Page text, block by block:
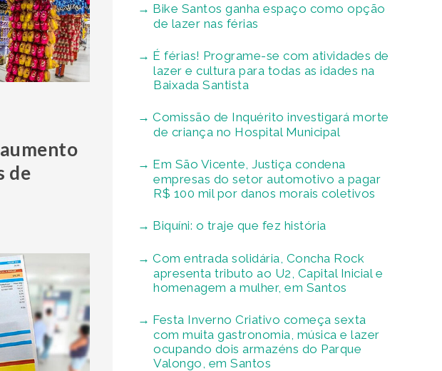
de
Bike Santos ganha espaço como opção
de lazer nas férias
É férias! Programe-se com atividades de
lazer e cultura para todas as idades na
Baixada Santista
Comissão de Inquérito investigará morte
de criança no Hospital Municipal
Em São Vicente, Justiça condena
empresas do setor automotivo a pagar
R$ 100 mil por danos morais coletivos
Biquíni: o traje que fez história
Com entrada solidária, Concha Rock
apresenta tributo ao U2, Capital Inicial e
homenagem a mulher, em Santos
Festa Inverno Criativo começa sexta
com muita gastronomia, música e lazer
ocupando dois armazéns do Parque
Valongo, em Santos